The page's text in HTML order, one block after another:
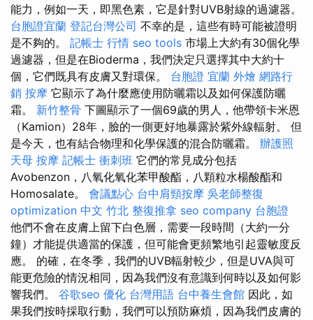
能力，例如一天，即黑色素，它是針對UVB射線的過濾器。
台胞證宜蘭 登記台灣公司 不幸的是，這些有時可能被證明
是不夠的。 記帳士 行情 seo tools 市場上大約有30個化學
過濾器，但是在Bioderma，我們決定只選擇其中大約十
個，它們既具有皮膚又對環保。 台胞證 宜蘭 外燴 網路行
銷 按摩 它顯示了為什麼應使用防曬霜以及如何保護防曬
霜。 新竹整骨 下圖顯示了一個69歲的男人，他帶領卡米恩
（Kamion）28年，臉的一側更好地暴露於紫外線輻射。 但
是今天，也有結合物理和化學保護的混合防曬霜。 辦護照
天母 按摩 記帳士 衝刺班 它們的常見成分包括
Avobenzon，八氧化氧化苯甲酸酯，八顆粒水楊酸酯和
Homosalate。 會議點心 台中肩頸按摩 吳老師整復
optimization 中文 竹北 整復推拿 seo company 台胞證
他們不會在皮膚上留下白色層，需要一段時間（大約一分
鐘）才能提供適當的保護，但可能會更頻繁地引起靈敏度反
應。 的確，在冬季，我們的UVB輻射較少，但是UVA與可
能更危險的情況相同，因為我們沒有意識到何時以及如何影
響我們。 谷歌seo 優化 台灣用語 台中養生會館 因此，如
果我們按時採取行動，我們可以預防麻煩，因為我們皮膚的